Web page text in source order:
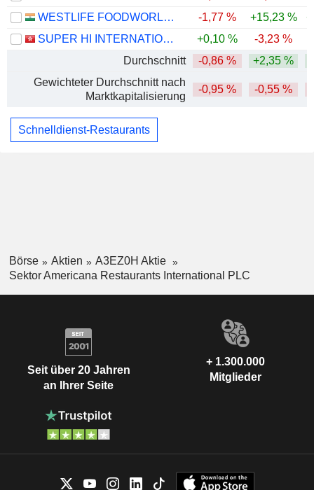
WESTLIFE FOODWORLD LIMITED
-1,77 % +15,23 %
SUPER HI INTERNATIONAL HOLDING LTD.
+0,10 % -3,23 %
Durchschnitt
-0,86 % +2,35 %
Gewichteter Durchschnitt nach
Marktkapitalisierung
-0,95 % -0,55 %
Schnelldienst-Restaurants
Börse Aktien
A3EZ0H Aktie
Sektor Americana Restaurants International PLC
Seit über 20 Jahren
an Ihrer Seite
+ 1.300.000
Mitglieder